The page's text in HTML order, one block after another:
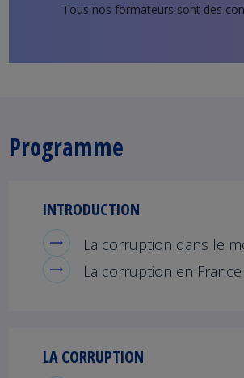
Tous nos formateurs sont des
Programme
INTRODUCTION
La corruption dans le
La corruption en France
LA CORRUPTION